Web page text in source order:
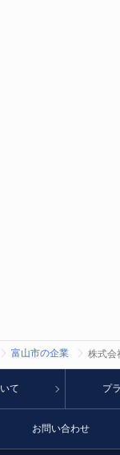
富山市の企業 株式会
て プ
お問い合わせ